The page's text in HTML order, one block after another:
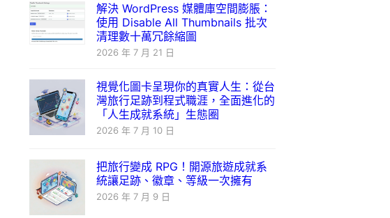
解決 WordPress 媒體庫空間膨脹：
使用 Disable All Thumbnails 批次
清理數十萬冗餘縮圖
2026 年 7 月 21 日
視覺化圖卡呈現你的真實人生：從台
灣旅行足跡到程式職涯，全面進化的
「人生成就系統」生態圈
2026 年 7 月 10 日
把旅行變成 RPG！開源旅遊成就系
統讓足跡、徽章、等級一次擁有
2026 年 7 月 9 日